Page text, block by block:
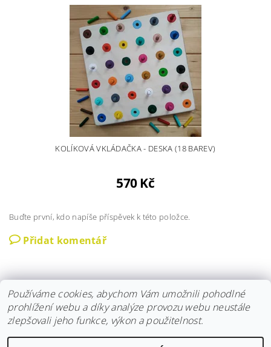
KOLÍKOVÁ VKLÁDAČKA - DESKA (18 BAREV)
570 Kč
Buďte první, kdo napíše příspěvek k této položce.
Přidat komentář
Instagram | Fler | Facebook
Používáme cookies, abychom Vám umožnili pohodlné
prohlížení webu a díky analýze provozu webu neustále
zlepšovali jeho funkce, výkon a použitelnost.